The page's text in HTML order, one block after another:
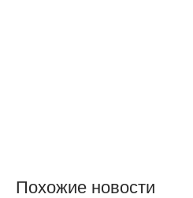
Похожие новости